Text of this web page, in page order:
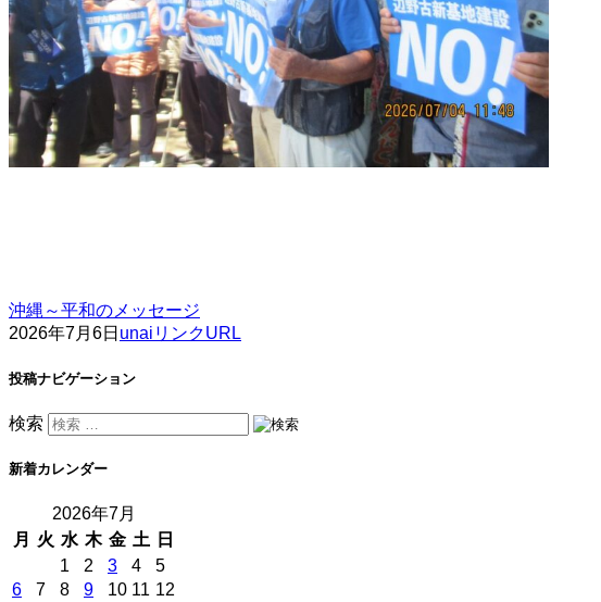
沖縄～平和のメッセージ
2026年7月6日 unai リンクURL
投稿ナビゲーション
検索
新着カレンダー
2026年7月
月
火 水 木 金 土 日
1
2 3 4
5
6
7 8 9 10 11 12